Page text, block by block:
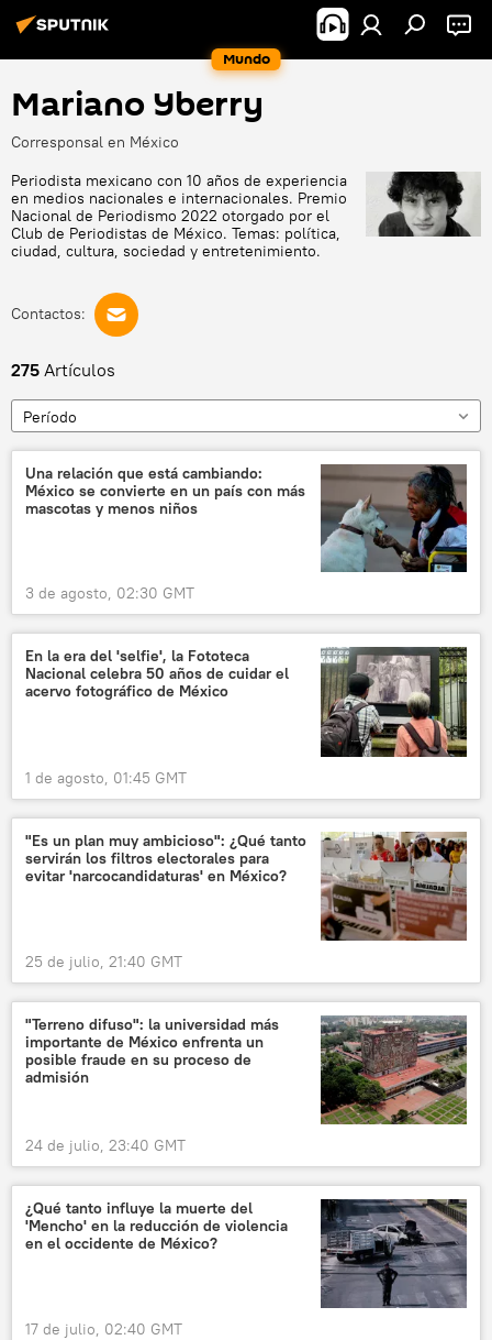
Mundo
Mariano Yberry
Corresponsal en México
Periodista mexicano con 10 años de experiencia
en medios nacionales e internacionales. Premio
Nacional de Periodismo 2022 otorgado por el
Club de Periodistas de México. Temas: política,
ciudad, cultura, sociedad y entretenimiento.
Contactos:
275 Artículos
Período
Una relación que está cambiando:
México se convierte en un país con más
mascotas y menos niños
3 de agosto, 02:30 GMT
En la era del 'selfie', la Fototeca
Nacional celebra 50 años de cuidar el
acervo fotográfico de México
1 de agosto, 01:45 GMT
"Es un plan muy ambicioso": ¿Qué tanto
servirán los filtros electorales para
evitar 'narcocandidaturas' en México?
25 de julio, 21:40 GMT
"Terreno difuso": la universidad más
importante de México enfrenta un
posible fraude en su proceso de
admisión
24 de julio, 23:40 GMT
¿Qué tanto influye la muerte del
'Mencho' en la reducción de violencia
en el occidente de México?
17 de julio, 02:40 GMT